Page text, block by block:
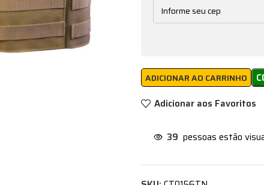
ADICIONAR AO CARRINHO
Adicionar aos Favoritos
39 pessoas estão